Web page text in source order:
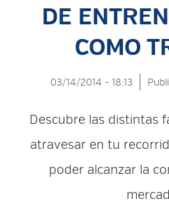
DE
COMO
03/14/2014 - 18:13
Descubre las distintas
atravesar en tu
poder alcanzar la